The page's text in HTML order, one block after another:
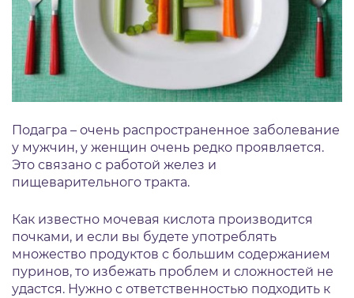
Подагра – очень распространенное заболевание
у мужчин, у женщин очень редко проявляется.
Это связано с работой желез и
пищеварительного тракта.
Как известно мочевая кислота производится
почками, и если вы будете употреблять
множество продуктов с большим содержанием
пуринов, то избежать проблем и сложностей не
удастся. Нужно с ответственностью подходить к